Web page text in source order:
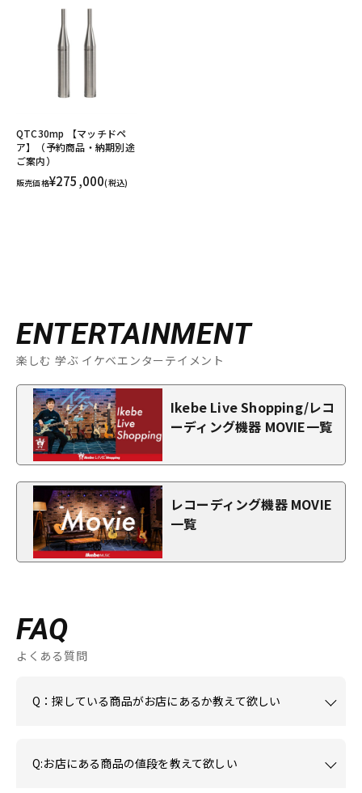
QTC30mp 【マッチドペ
ア】（予約商品・納期別途
ご案内）
販売価格¥275,000(税込)
ENTERTAINMENT
楽しむ 学ぶ イケベエンターテイメント
Ikebe Live Shopping/レコ
ーディング機器 MOVIE一覧
レコーディング機器 MOVIE
一覧
FAQ
よくある質問
Q：探している商品がお店にあるか教えて欲しい
Q:お店にある商品の値段を教えて欲しい